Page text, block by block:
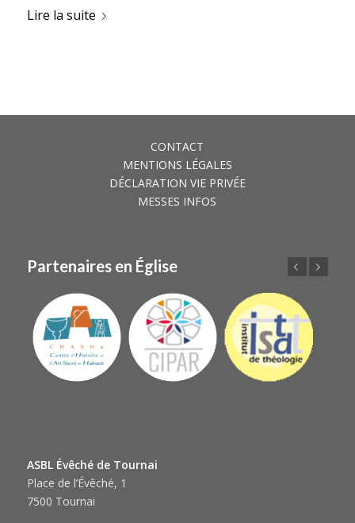
Lire la suite
CONTACT
MENTIONS LÉGALES
DÉCLARATION VIE PRIVÉE
MESSES INFOS
Partenaires en Église
ASBL Évêché de Tournai
Place de l’Évêché, 1
7500 Tournai